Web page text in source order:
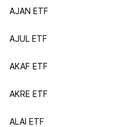
AJAN ETF
AJUL ETF
AKAF ETF
AKRE ETF
ALAI ETF